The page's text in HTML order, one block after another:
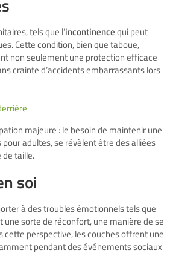
tels que l’incontinencequi peut
Cette condition, bien que taboue,
non seulement une protection efficace
crainte d’accidents embarrassants lors
majeure : le besoin de maintenir une
adultes, se révèlent être des alliées
taille.
soi
à des troubles émotionnels tels que
sorte de réconfort, une manière de se
perspective, les couches offrent une
pendant des événements sociaux